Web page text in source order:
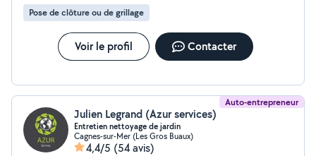
Pose de clôture ou de grillage
Voir le profil Contacter
Auto-entrepreneur
Julien Legrand (Azur services)
Entretien nettoyage de jardin
Cagnes-sur-Mer (Les Gros Buaux)
4,4/5 (54 avis)